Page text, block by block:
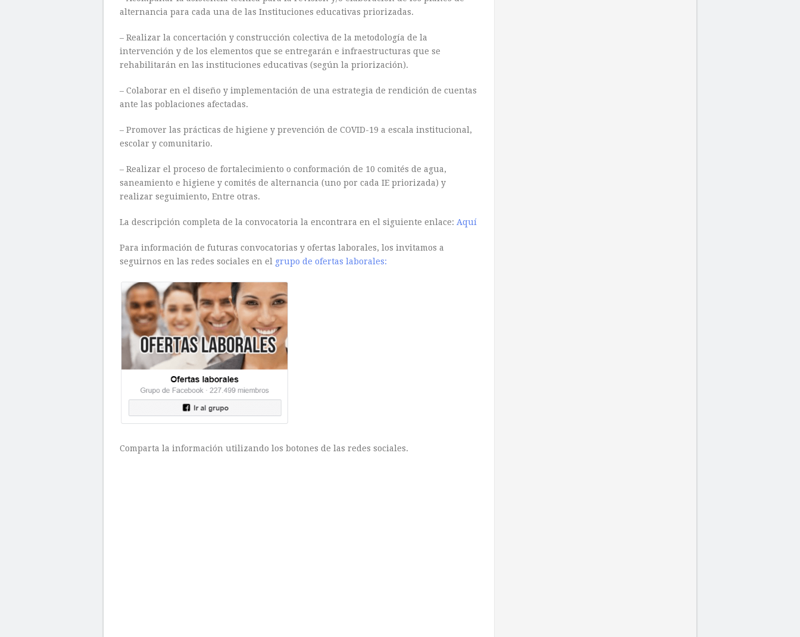
alternancia para cada una de las Instituciones educativas priorizadas.
– Realizar la concertación y construcción colectiva de la metodología de la
intervención y de los elementos que se entregarán e infraestructuras que se
rehabilitarán en las instituciones educativas (según la priorización).
– Colaborar en el diseño y implementación de una estrategia de rendición de cuentas
ante las poblaciones afectadas.
– Promover las prácticas de higiene y prevención de COVID-19 a escala institucional,
escolar y comunitario.
– Realizar el proceso de fortalecimiento o conformación de 10 comités de agua,
saneamiento e higiene y comités de alternancia (uno por cada IE priorizada) y
realizar seguimiento, Entre otras.
La descripción completa de la convocatoria la encontrara en el siguiente enlace: Aquí
Para información de futuras convocatorias y ofertas laborales, los invitamos a
seguirnos en las redes sociales en el grupo de ofertas laborales:
Comparta la información utilizando los botones de las redes sociales.